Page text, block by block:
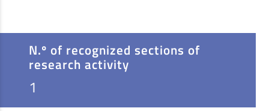
N.º of recognized sections of
research activity
1